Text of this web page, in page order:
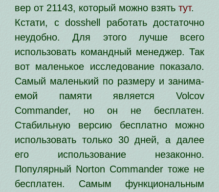
вер от 21143, кото­рый мож­но взять тут.
Кстати, с dosshell рабо­тать доста­точ­но
неудоб­но. Для это­го луч­ше все­го
исполь­зо­вать команд­ный мене­джер. Так
вот малень­кое иссле­до­ва­ние пока­за­ло.
Самый малень­кий по раз­ме­ру и зани­ма­
е­мой памя­ти явля­ет­ся Volcov
Commander, но он не бес­пла­тен.
Стабильную вер­сию бес­плат­но мож­но
исполь­зо­вать толь­ко 30 дней, а далее
его исполь­зо­ва­ние неза­кон­но.
Популярный Norton Commander тоже не
бес­пла­тен. Самым функ­ци­о­наль­ным